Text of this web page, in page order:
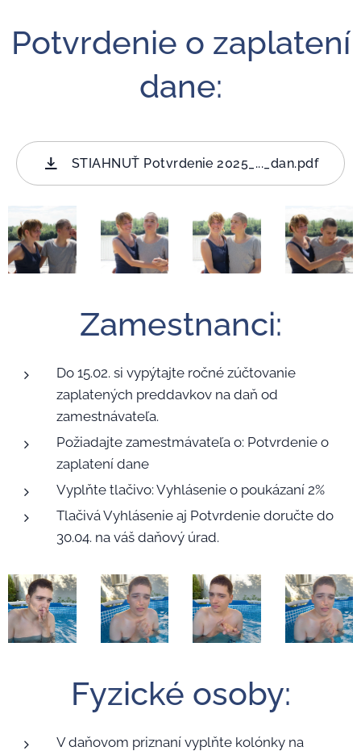
Potvrdenie o zaplatení
dane:
STIAHNUŤ Potvrdenie 2025_..._dan.pdf
Zamestnanci:
Do 15.02. si vypýtajte ročné zúčtovanie
zaplatených preddavkov na daň od
zamestnávateľa.
Požiadajte zamestmávateľa o: Potvrdenie o
zaplatení dane
Vyplňte tlačivo: Vyhlásenie o poukázaní 2%
Tlačivá Vyhlásenie aj Potvrdenie doručte do
30.04. na váš daňový úrad.
Fyzické osoby:
V daňovom priznaní vyplňte kolónky na